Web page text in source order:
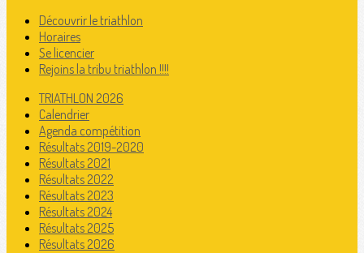
Découvrir le triathlon
Horaires
Se licencier
Rejoins la tribu triathlon !!!!
TRIATHLON 2026
Calendrier
Agenda compétition
Résultats 2019-2020
Résultats 2021
Résultats 2022
Résultats 2023
Résultats 2024
Résultats 2025
Résultats 2026